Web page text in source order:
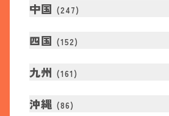
中国 (247)
四国 (152)
九州 (161 )
沖縄 (86)